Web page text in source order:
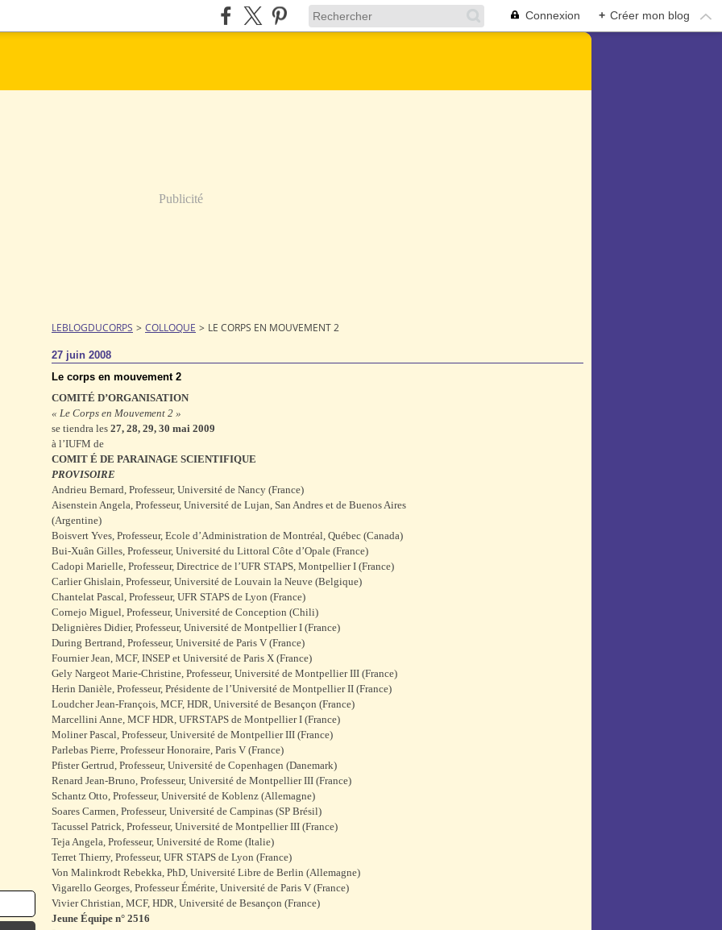
Connexion + Créer mon blog
Publicité
LEBLOGDUCORPS > COLLOQUE > LE CORPS EN MOUVEMENT 2
27 juin 2008
Le corps en mouvement 2
COMITÉ D’ORGANISATION
« Le Corps en Mouvement 2 »
se tiendra les 27, 28, 29, 30 mai 2009
à l’IUFM de
COMIT É DE PARAINAGE SCIENTIFIQUE
PROVISOIRE
Andrieu Bernard, Professeur, Université de Nancy (France)
Aisenstein Angela, Professeur, Université de Lujan, San Andres et de Buenos Aires
(Argentine)
Boisvert Yves, Professeur, Ecole d’Administration de Montréal, Québec (Canada)
Bui-Xuân Gilles, Professeur, Université du Littoral Côte d’Opale (France)
Cadopi Marielle, Professeur, Directrice de l’UFR STAPS, Montpellier I (France)
Carlier Ghislain, Professeur, Université de Louvain la Neuve (Belgique)
Chantelat Pascal, Professeur, UFR STAPS de Lyon (France)
Cornejo Miguel, Professeur, Université de Conception (Chili)
Delignières Didier, Professeur, Université de Montpellier I (France)
During Bertrand, Professeur, Université de Paris V (France)
Fournier Jean, MCF, INSEP et Université de Paris X (France)
Gely Nargeot Marie-Christine, Professeur, Université de Montpellier III (France)
Herin Danièle, Professeur, Présidente de l’Université de Montpellier II (France)
Loudcher Jean-François, MCF, HDR, Université de Besançon (France)
Marcellini Anne, MCF HDR, UFRSTAPS de Montpellier I (France)
Moliner Pascal, Professeur, Université de Montpellier III (France)
Parlebas Pierre, Professeur Honoraire, Paris V (France)
Pfister Gertrud, Professeur, Université de Copenhagen (Danemark)
Renard Jean-Bruno, Professeur, Université de Montpellier III (France)
Schantz Otto, Professeur, Université de Koblenz (Allemagne)
Soares Carmen, Professeur, Université de Campinas (SP Brésil)
Tacussel Patrick, Professeur, Université de Montpellier III (France)
Teja Angela, Professeur, Université de Rome (Italie)
Terret Thierry, Professeur, UFR STAPS de Lyon (France)
Von Malinkrodt Rebekka, PhD, Université Libre de Berlin (Allemagne)
Vigarello Georges, Professeur Émérite, Université de Paris V (France)
Vivier Christian, MCF, HDR, Université de Besançon (France)
Jeune Équipe n° 2516